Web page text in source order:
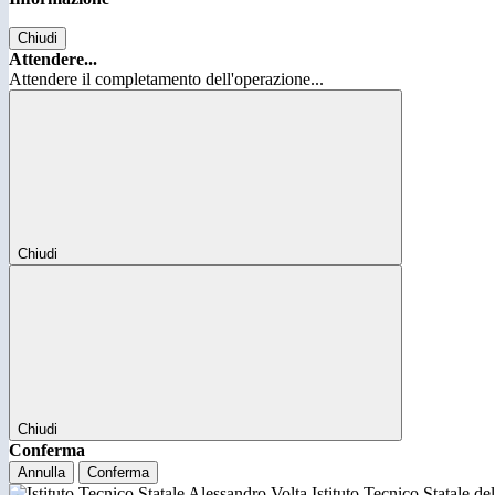
Chiudi
Attendere...
Attendere il completamento dell'operazione...
Chiudi
Chiudi
Conferma
Annulla Conferma